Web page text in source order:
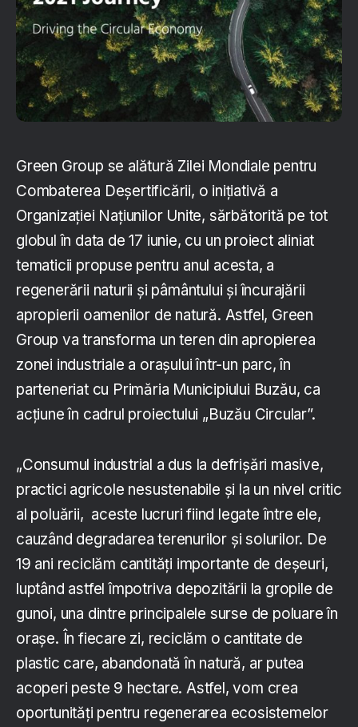
Green Group se alătură Zilei Mondiale pentru
Combaterea Deșertificării, o inițiativă a
Organizației Națiunilor Unite, sărbătorită pe tot
globul în data de 17 iunie, cu un proiect aliniat
tematicii propuse pentru anul acesta, a
regenerării naturii și pâmântului și încurajării
apropierii oamenilor de natură. Astfel, Green
Group va transforma un teren din apropierea
zonei industriale a orașului într-un parc, în
parteneriat cu Primăria Municipiului Buzău, ca
acțiune în cadrul proiectului „Buzău Circular”.
„Consumul industrial a dus la defrișări masive,
practici agricole nesustenabile și la un nivel critic
al poluării, aceste lucruri fiind legate între ele,
cauzând degradarea terenurilor și solurilor. De
19 ani reciclăm cantități importante de deșeuri,
luptând astfel împotriva depozitării la gropile de
gunoi, una dintre principalele surse de poluare în
orașe. În fiecare zi, reciclăm o cantitate de
plastic care, abandonată în natură, ar putea
acoperi peste 9 hectare. Astfel, vom crea
oportunități pentru regenerarea ecosistemelor